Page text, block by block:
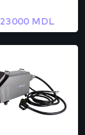
23000 MDL